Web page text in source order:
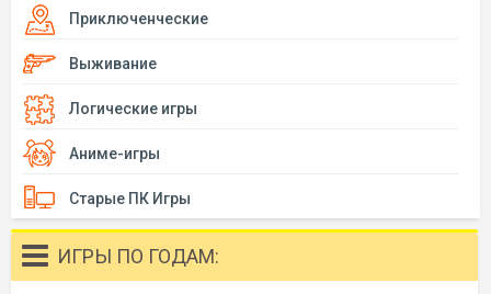
Приключенческие
Выживание
Логические игры
Аниме-игры
Старые ПК Игры
ИГРЫ ПО ГОДАМ: